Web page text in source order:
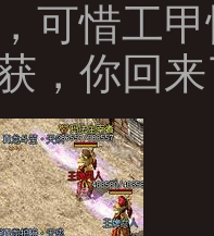
可惜工
，你回